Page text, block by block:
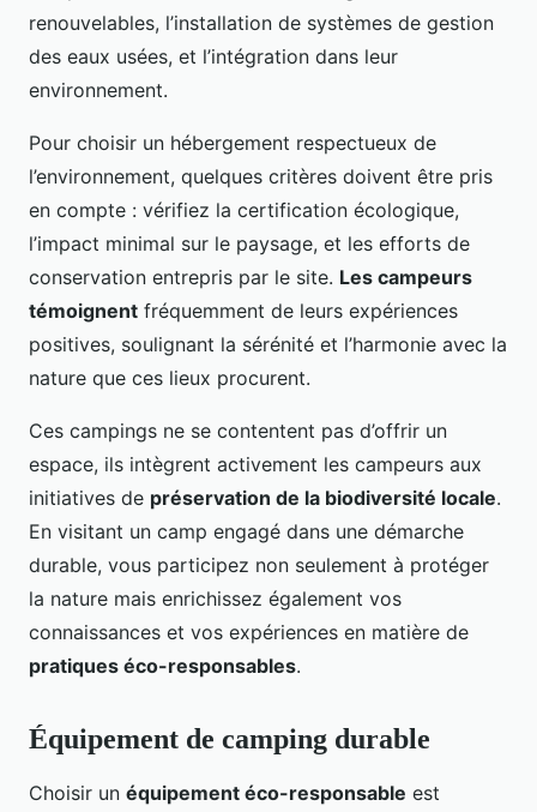
renouvelables, l’installation de systèmes de gestion
des eaux usées, et l’intégration dans leur
environnement.
Pour choisir un hébergement respectueux de
l’environnement, quelques critères doivent être pris
en compte : vérifiez la certification écologique,
l’impact minimal sur le paysage, et les efforts de
conservation entrepris par le site. Les campeurs
témoignent fréquemment de leurs expériences
positives, soulignant la sérénité et l’harmonie avec la
nature que ces lieux procurent.
Ces campings ne se contentent pas d’offrir un
espace, ils intègrent activement les campeurs aux
initiatives de préservation de la biodiversité locale.
En visitant un camp engagé dans une démarche
durable, vous participez non seulement à protéger
la nature mais enrichissez également vos
connaissances et vos expériences en matière de
pratiques éco-responsables.
Équipement de camping durable
Choisir un équipement éco-responsable est